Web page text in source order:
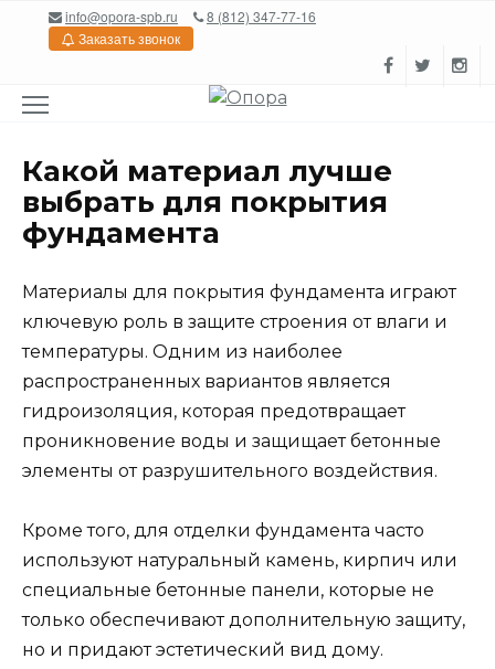
Перейтиinfo@opora-spb.ru
8 (812) 347-77-16
Заказать звонок
Какой материал лучше
выбрать для покрытия
фундамента
Материалы для покрытия фундамента играют
ключевую роль в защите строения от влаги и
температуры. Одним из наиболее
распространенных вариантов является
гидроизоляция, которая предотвращает
проникновение воды и защищает бетонные
элементы от разрушительного воздействия.
Кроме того, для отделки фундамента часто
используют натуральный камень, кирпич или
специальные бетонные панели, которые не
только обеспечивают дополнительную защиту,
но и придают эстетический вид дому.